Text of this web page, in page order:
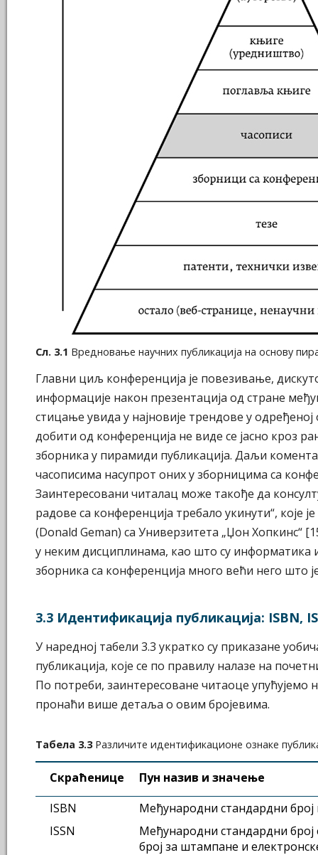
Сл. 3.1 Вредновање научних публикација на основу
Главни циљ конференција је повезивање,
информације након презентација од стране
стицање увида у најновије трендове у
добити од конференција не виде се јасно кроз
зборника у пирамиди публикација. Даљи
часописима насупрот оних у зборницима са
Заинтересовани читалац може такође да
радове са конференција требало укинути“, које
(Donald Geman) са Универзитета „Џон Хопкинс“
у неким дисциплинама, као што су информатика
зборника са конференција много већи него што
3.3 Идентификација публикација: ISBN,
У наредној табели 3.3 укратко су приказане
публикација, које се по правилу налазе на
По потреби, заинтересоване читаоце упућујемо
пронаћи више детаља о овим бројевима.
Табела 3.3Различите идентификационе ознаке
Скраћенице
Пун назив и значење
ISBN
Међународни стандардни број
ISSN
Међународни стандардни број
број за штампане и